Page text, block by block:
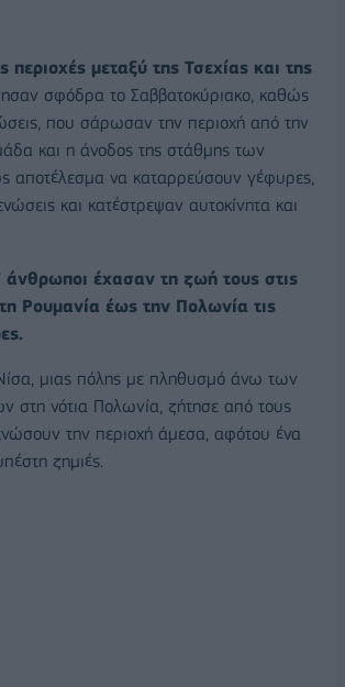
περιοχές μεταξύ της Τσεχίας και της
σφόδρα το Σαββατοκύριακο, καθώς
που σάρωσαν την περιοχή από την
και η άνοδος της στάθμης των
αποτέλεσμα να καταρρεύσουν γέφυρες,
και κατέστρεψαν αυτοκίνητα και
άνθρωποι έχασαν τη ζωή τους στις
Ρουμανία έως την Πολωνία τις
μιας πόλης με πληθυσμό άνω των
νότια Πολωνία, ζήτησε από τους
την περιοχή άμεσα, αφότου ένα
ζημιές.